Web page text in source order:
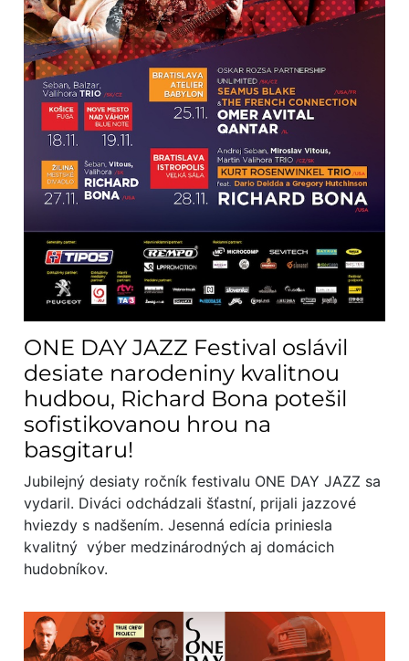
ONE DAY JAZZ Festival oslávil
desiate narodeniny kvalitnou
hudbou, Richard Bona potešil
sofistikovanou hrou na
basgitaru!
Jubilejný desiaty ročník festivalu ONE DAY JAZZ sa
vydaril. Diváci odchádzali šťastní, prijali jazzové
hviezdy s nadšením. Jesenná edícia priniesla
kvalitný výber medzinárodných aj domácich
hudobníkov.